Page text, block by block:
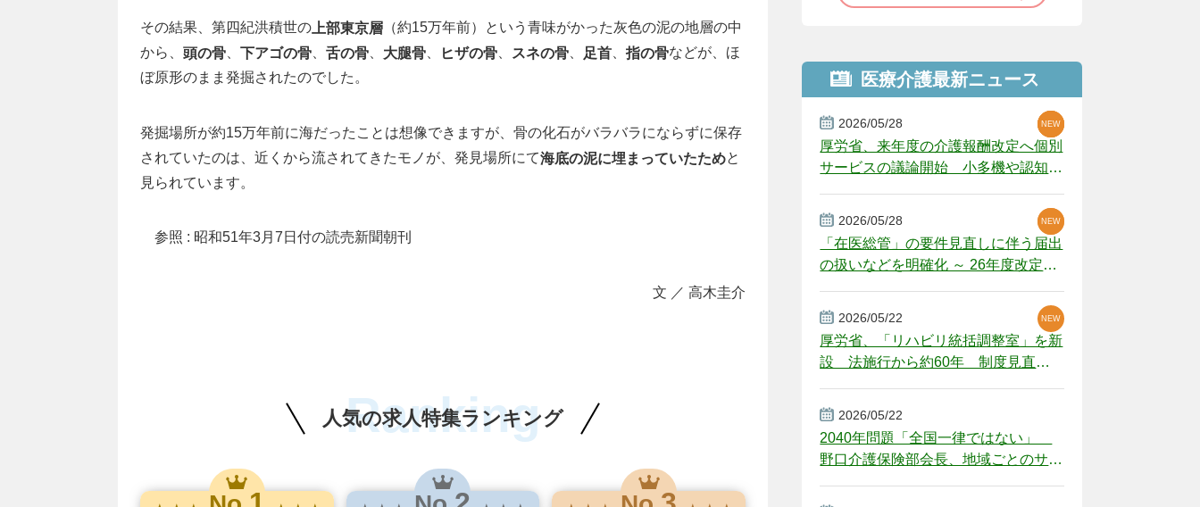
その結果、第四紀洪積世の 上部東京層 （約15万年前）という青味がかった灰色の泥の地層の中
から、 頭の骨 下アゴの骨 舌の骨 大腿骨 ヒザの骨 スネの骨 足首 指の骨などが、ほ
ぼ原形のまま発掘されたのでした。
発掘場所が約15万年前に海だったことは想像できますが、骨の化石がバラバラにならずに保存
されていたのは、近くから流されてきたモノが、発見場所にて海底の泥に埋まっていたためと
見られています。
参照 : 昭和51年3月7日付の読売新聞朝刊
文 ／ 高木圭介
人気の求人特集ランキング
Ranking
医療介護最新ニュース
2026/05/28
厚労省、来年度の介護報酬改定へ個別
サービスの議論開始 小多機や認知症
NEW
NEW
NEW
2026/05/28
「在医総管」の要件見直しに伴う届出
の扱いなどを明確化 ～ 26年度改定疑
NEW
NEW
2026/05/22
厚労省、「リハビリ統括調整室」を新
設 法施行から約60年 制度見直し
NEW
2026/05/22
2040年問題「全国一律ではない」
野口介護保険部会長、地域ごとのサー